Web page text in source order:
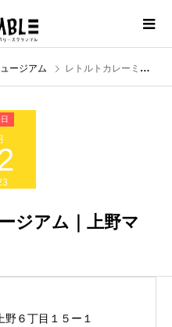
ージアム レトルトカレーミュージアム｜上野マルイ｜2023年3月
ジアム｜上野マ
野６丁目１５ー１